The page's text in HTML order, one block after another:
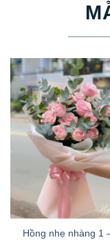
Hồng nhẹ nhàng 1